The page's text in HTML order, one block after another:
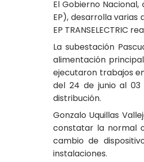
El Gobierno
EP), desarrolla varias
EP TRANSELECTRIC
La subestación
alimentación
ejecutaron trabajos
del 24 de junio al
distribución.
Gonzalo Uquillas
constatar la normal
cambio de
instalaciones.